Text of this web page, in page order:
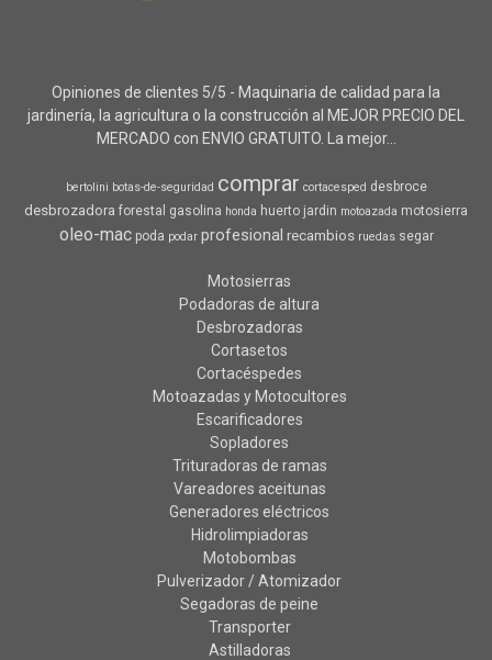
Opiniones de clientes 5/5 - Maquinaria de calidad para la
jardinería, la agricultura o la construcción al MEJOR PRECIO DEL
MERCADO con ENVIO GRATUITO. La mejor...
bertolini botas-de-seguridad comprar cortacesped desbroce
desbrozadora forestal gasolina honda huerto jardin motoazada motosierra
oleo-mac poda podar profesional recambios ruedas segar
Motosierras
Podadoras de altura
Desbrozadoras
Cortasetos
Cortacéspedes
Motoazadas y Motocultores
Escarificadores
Sopladores
Trituradoras de ramas
Vareadores aceitunas
Generadores eléctricos
Hidrolimpiadoras
Motobombas
Pulverizador / Atomizador
Segadoras de peine
Transporter
Astilladoras